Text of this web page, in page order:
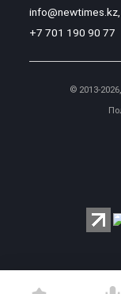
info@newtimes.kz,
+7 701 190 90 77
© 2013-